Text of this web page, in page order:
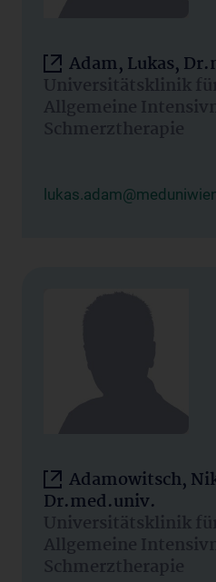
Adam, Lukas,
Universitätsklinik
Allgemeine
Schmerztherapie
Adamowitsch,
Dr.med.univ.
Universitätsklinik
Allgemeine
Schmerztherapie